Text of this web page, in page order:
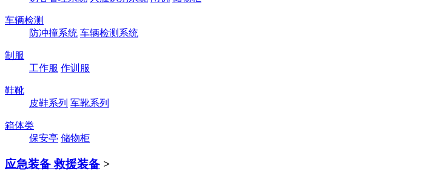
车辆检测
防冲撞系统 车辆检测系统
制服
工作服 作训服
鞋靴
皮鞋系列 军靴系列
箱体类
保安亭 储物柜
应急装备 救援装备 >